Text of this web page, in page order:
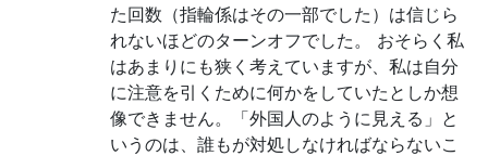
た回数（指輪係はその一部でした）は信じら
れないほどのターンオフでした。 おそらく私
はあまりにも狭く考えていますが、私は自分
に注意を引くために何かをしていたとしか想
像できません。「外国人のように見える」と
いうのは、誰もが対処しなければならないこ